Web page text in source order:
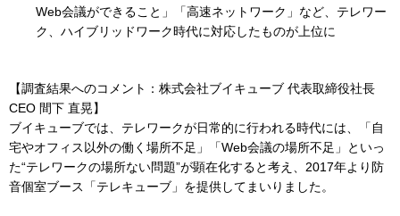
Web会議ができること」「高速ネットワーク」など、テレワー
ク、ハイブリッドワーク時代に対応したものが上位に
【調査結果へのコメント： 株式会社ブイキューブ 代表取締役社長
CEO 間下 直晃】
ブイキューブでは、テレワークが日常的に行われる時代には、「自
宅やオフィス以外の働く場所不足」「Web会議の場所不足」といっ
た“テレワークの場所ない問題”が顕在化すると考え、2017年より防
音個室ブース「テレキューブ」を提供してまいりました。